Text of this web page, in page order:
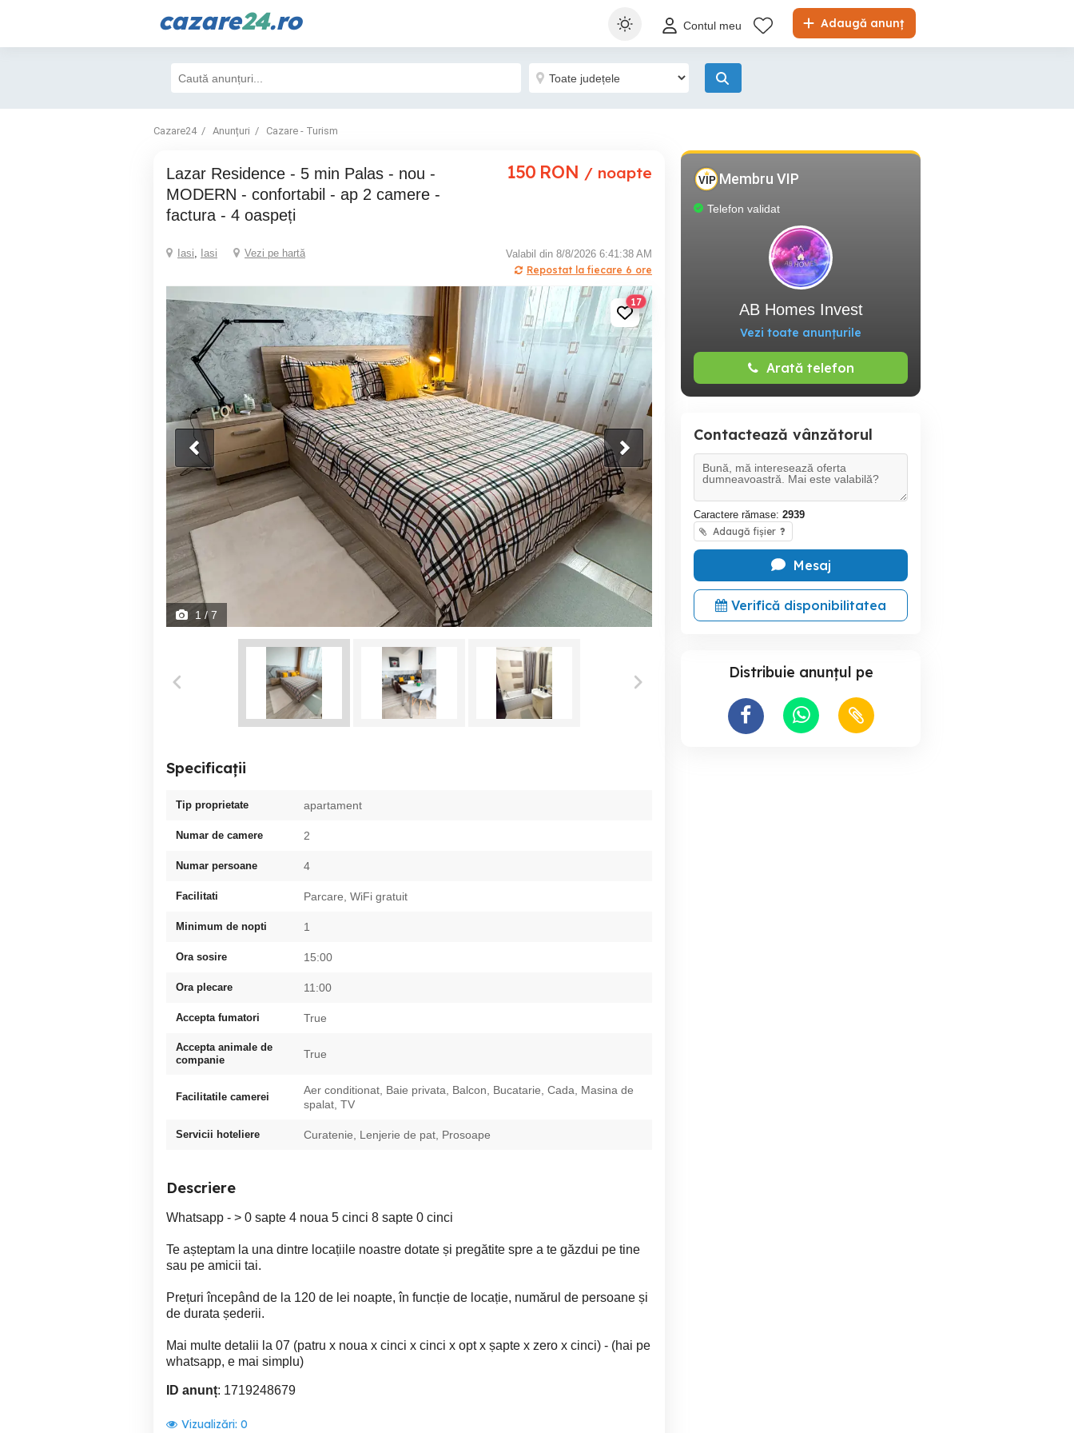
cazare24.ro Adaugă anunț
Contul meu
Cazare24 Anunțuri Cazare - Turism
Lazar Residence - 5 min Palas - nou -
MODERN - confortabil - ap 2 camere -
factura - 4 oaspeți
150 RON / noapte
Iasi, Iasi Vezi pe hartă
Valabil din 8/8/2026 6:41:38 AM
Repostat la fiecare 6 ore
17
1 / 7
Specificații
Tip proprietate apartament
Numar de camere 2
Numar persoane 4
Facilitati Parcare, WiFi gratuit
Minimum de nopti 1
Ora sosire 15:00
Ora plecare 11:00
Accepta fumatori True
Accepta animale de
companie
True
Facilitatile camerei
Aer conditionat, Baie privata, Balcon, Bucatarie, Cada, Masina de
spalat, TV
Servicii hoteliere Curatenie, Lenjerie de pat, Prosoape
Descriere
Whatsapp - > 0 sapte 4 noua 5 cinci 8 sapte 0 cinci
Te așteptam la una dintre locațiile noastre dotate și pregătite spre a te găzdui pe tine
sau pe amicii tai.
Prețuri începând de la 120 de lei noapte, în funcție de locație, numărul de persoane și
de durata șederii.
Mai multe detalii la 07 (patru x noua x cinci x cinci x opt x șapte x zero x cinci) - (hai pe
whatsapp, e mai simplu)
ID anunț: 1719248679
Vizualizări: 0
Membru VIP
Telefon validat
AB Homes Invest
Vezi toate anunțurile
Arată telefon
Contactează vânzătorul
Caractere rămase: 2939
Adaugă fișier ?
Mesaj
Verifică disponibilitatea
Distribuie anunțul pe